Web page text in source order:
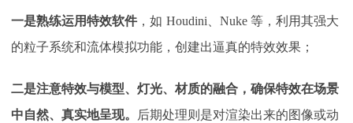
一是熟练运用特效软件，如 Houdini、Nuke 等，利用其强大
的粒子系统和流体模拟功能，创建出逼真的特效效果；
二是注意特效与模型、灯光、材质的融合，确保特效在场景
中自然、真实地呈现。
后期处理则是对渲染出来的图像或动